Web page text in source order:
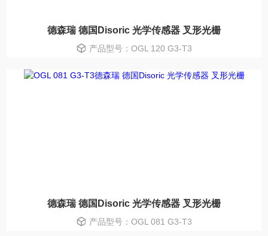
德森瑞 德国Disoric 光学传感器 叉形光栅
产品型号：OGL 120 G3-T3
德森瑞 德国Disoric 光学传感器 叉形光栅
产品型号：OGL 081 G3-T3